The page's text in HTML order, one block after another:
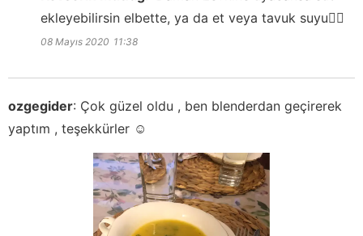
ekleyebilirsin elbette, ya da et veya tavuk suyu👍🏻
08 Mayıs 2020 11:38
ozgegider: Çok güzel oldu , ben blenderdan geçirerek
yaptım , teşekkürler ☺️